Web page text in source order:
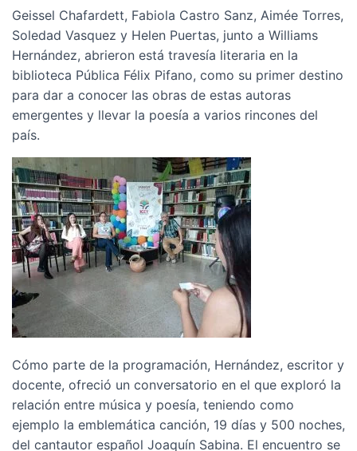
Geissel Chafardett, Fabiola Castro Sanz, Aimée Torres,
Soledad Vasquez y Helen Puertas, junto a Williams
Hernández, abrieron está travesía literaria en la
biblioteca Pública Félix Pifano, como su primer destino
para dar a conocer las obras de estas autoras
emergentes y llevar la poesía a varios rincones del
país.
Cómo parte de la programación, Hernández, escritor y
docente, ofreció un conversatorio en el que exploró la
relación entre música y poesía, teniendo como
ejemplo la emblemática canción, 19 días y 500 noches,
del cantautor español Joaquín Sabina. El encuentro se